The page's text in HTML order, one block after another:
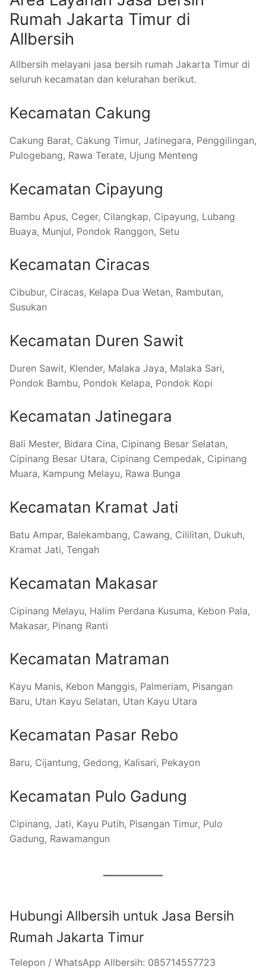
Rumah Jakarta Timur di
Allbersih
Allbersih melayani jasa bersih rumah Jakarta Timur di
seluruh kecamatan dan kelurahan berikut.
Kecamatan Cakung
Cakung Barat, Cakung Timur, Jatinegara, Penggilingan,
Pulogebang, Rawa Terate, Ujung Menteng
Kecamatan Cipayung
Bambu Apus, Ceger, Cilangkap, Cipayung, Lubang
Buaya, Munjul, Pondok Ranggon, Setu
Kecamatan Ciracas
Cibubur, Ciracas, Kelapa Dua Wetan, Rambutan,
Susukan
Kecamatan Duren Sawit
Duren Sawit, Klender, Malaka Jaya, Malaka Sari,
Pondok Bambu, Pondok Kelapa, Pondok Kopi
Kecamatan Jatinegara
Bali Mester, Bidara Cina, Cipinang Besar Selatan,
Cipinang Besar Utara, Cipinang Cempedak, Cipinang
Muara, Kampung Melayu, Rawa Bunga
Kecamatan Kramat Jati
Batu Ampar, Balekambang, Cawang, Cililitan, Dukuh,
Kramat Jati, Tengah
Kecamatan Makasar
Cipinang Melayu, Halim Perdana Kusuma, Kebon Pala,
Makasar, Pinang Ranti
Kecamatan Matraman
Kayu Manis, Kebon Manggis, Palmeriam, Pisangan
Baru, Utan Kayu Selatan, Utan Kayu Utara
Kecamatan Pasar Rebo
Baru, Cijantung, Gedong, Kalisari, Pekayon
Kecamatan Pulo Gadung
Cipinang, Jati, Kayu Putih, Pisangan Timur, Pulo
Gadung, Rawamangun
Hubungi Allbersih untuk Jasa Bersih
Rumah Jakarta Timur
Telepon / WhatsApp Allbersih: 085714557723